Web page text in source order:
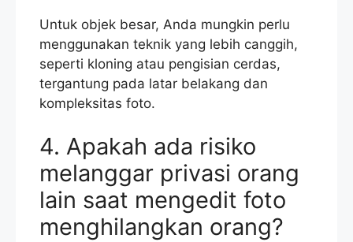
Untuk objek besar, Anda mungkin perlu
menggunakan teknik yang lebih canggih,
seperti kloning atau pengisian cerdas,
tergantung pada latar belakang dan
kompleksitas foto.
4. Apakah ada risiko
melanggar privasi orang
lain saat mengedit foto
menghilangkan orang?